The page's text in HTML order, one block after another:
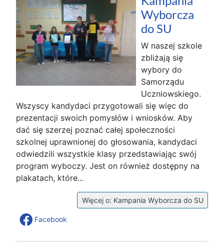
Wyborcza
do SU
W naszej szkole
zbliżają się
wybory do
Samorządu
Uczniowskiego.
Wszyscy kandydaci przygotowali się więc do
prezentacji swoich pomysłów i wniosków. Aby
dać się szerzej poznać całej społeczności
szkolnej uprawnionej do głosowania, kandydaci
odwiedzili wszystkie klasy przedstawiając swój
program wyboczy. Jest on również dostępny na
plakatach, które...
Więcej o: Kampania Wyborcza do SU
Facebook